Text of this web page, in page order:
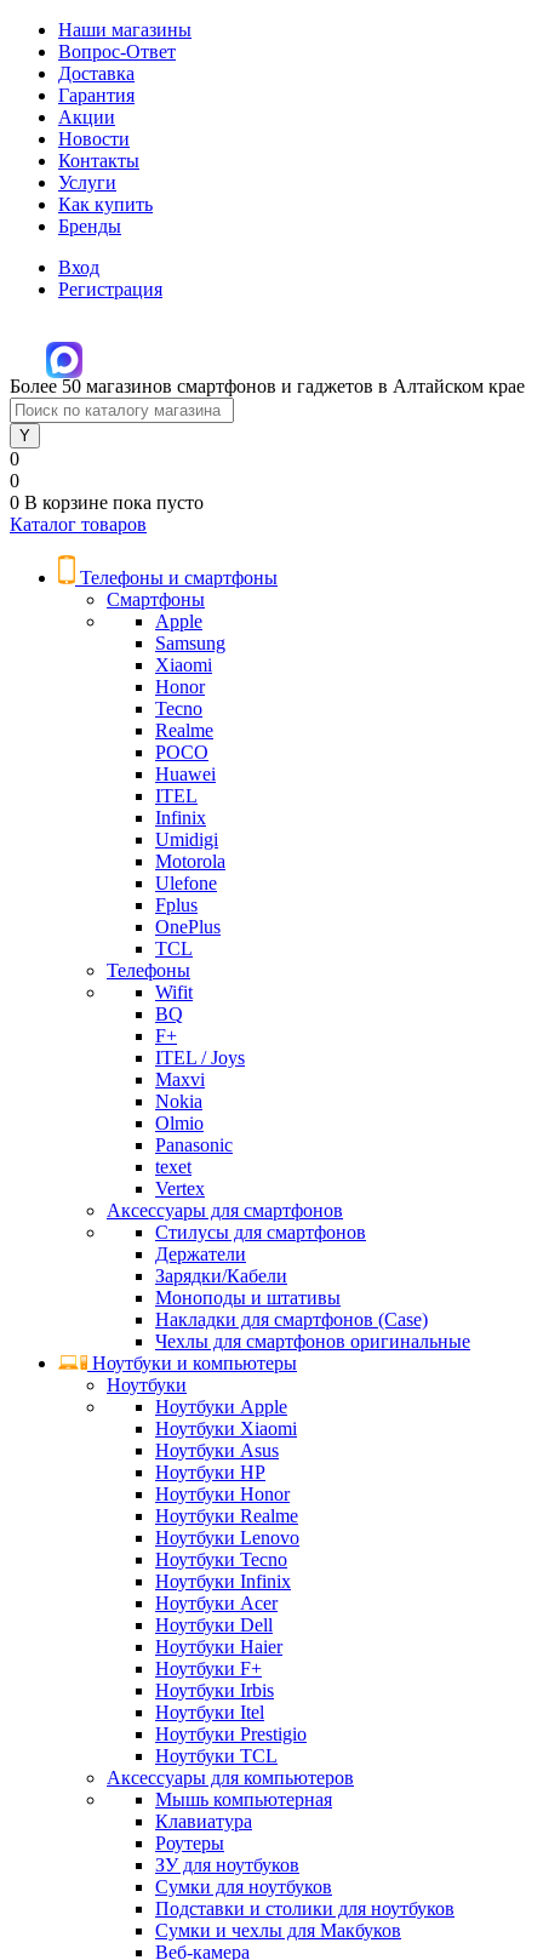
Наши магазины
Вопрос-Ответ
Доставка
Гарантия
Акции
Новости
Контакты
Услуги
Как купить
Бренды
Вход
Регистрация
Более 50 магазинов смартфонов и гаджетов в Алтайском крае
0
0
0 В корзине пока пусто
Каталог товаров
Телефоны и смартфоны
Смартфоны
Apple
Samsung
Xiaomi
Honor
Tecno
Realme
POCO
Huawei
ITEL
Infinix
Umidigi
Motorola
Ulefone
Fplus
OnePlus
TCL
Телефоны
Wifit
BQ
F+
ITEL / Joys
Maxvi
Nokia
Olmio
Panasonic
texet
Vertex
Аксессуары для смартфонов
Стилусы для смартфонов
Держатели
Зарядки/Кабели
Моноподы и штативы
Накладки для смартфонов (Case)
Чехлы для смартфонов оригинальные
Ноутбуки и компьютеры
Ноутбуки
Ноутбуки Apple
Ноутбуки Xiaomi
Ноутбуки Asus
Ноутбуки HP
Ноутбуки Honor
Ноутбуки Realme
Ноутбуки Lenovo
Ноутбуки Tecno
Ноутбуки Infinix
Ноутбуки Acer
Ноутбуки Dell
Ноутбуки Haier
Ноутбуки F+
Ноутбуки Irbis
Ноутбуки Itel
Ноутбуки Prestigio
Ноутбуки TCL
Аксессуары для компьютеров
Мышь компьютерная
Клавиатура
Роутеры
ЗУ для ноутбуков
Сумки для ноутбуков
Подставки и столики для ноутбуков
Сумки и чехлы для Макбуков
Веб-камера